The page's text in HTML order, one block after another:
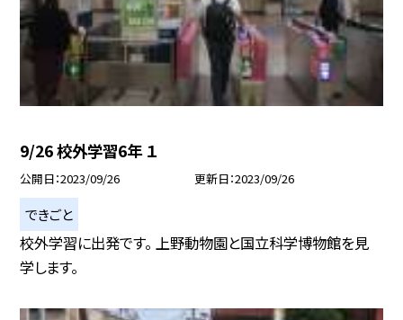
9/26 校外学習6年 １
公開日 2023/09/26 更新日 2023/09/26
できごと
校外学習に出発です。 上野動物園と国立科学博物館を見
学します。